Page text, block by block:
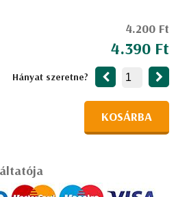
4.200 Ft
4.390 Ft
Hányat szeretne?
KOSÁRBA